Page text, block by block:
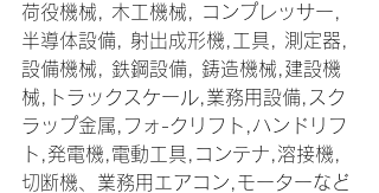
荷役機械, 木工機械, コンプレッサー,
半導体設備, 射出成形機,工具, 測定器,
設備機械, 鉄鋼設備, 鋳造機械,建設機
械,トラックスケール,業務用設備,スク
ラップ金属,フォ-クリフト,ハンドリフ
ト,発電機,電動工具,コンテナ,溶接機,
切断機、業務用エアコン,モーターなど